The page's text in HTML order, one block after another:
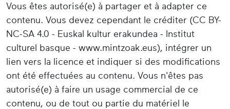
Vous êtes autorisé(e) à partager et à adapter ce
contenu. Vous devez cependant le créditer (CC BY-
NC-SA 4.0 - Euskal kultur erakundea - Institut
culturel basque - www.mintzoak.eus), intégrer un
lien vers la licence et indiquer si des modifications
ont été effectuées au contenu. Vous n'êtes pas
autorisé(e) à faire un usage commercial de ce
contenu, ou de tout ou partie du matériel le